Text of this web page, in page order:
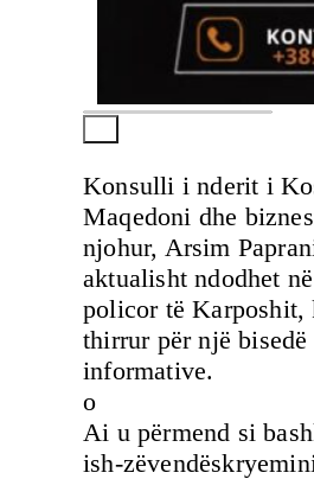
Konsulli i nderit i
Maqedoni dhe
njohur, Arsim
aktualisht ndodhet
policor të Karposhit,
thirrur për një bisedë
informative.
o
Ai u përmend si
ish-